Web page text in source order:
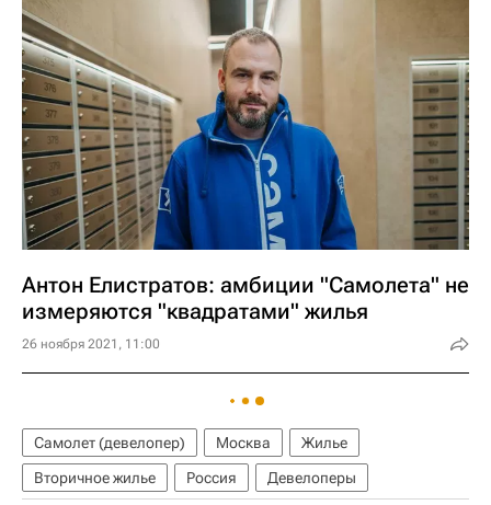
Антон Елистратов: амбиции "Самолета" не
измеряются "квадратами" жилья
26 ноября 2021, 11:00
Самолет (девелопер) Москва
Жилье
Вторичное жилье
Россия Девелоперы